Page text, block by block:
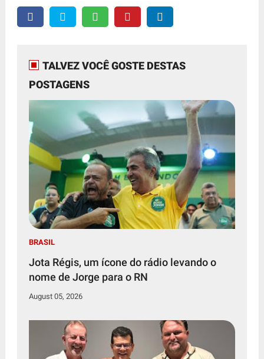
TALVEZ VOCÊ GOSTE DESTAS
POSTAGENS
BRASIL
Jota Régis, um ícone do rádio levando o
nome de Jorge para o RN
August 05, 2026